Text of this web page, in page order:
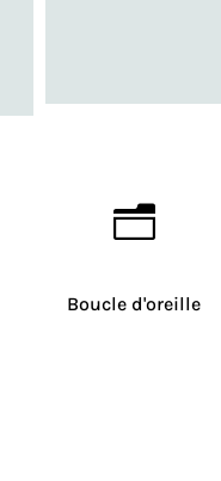
n
Boucle d'oreille